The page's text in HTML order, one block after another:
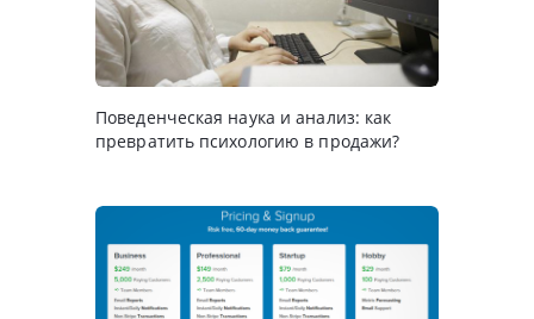
Поведенческая наука и анализ: как
превратить психологию в продажи?